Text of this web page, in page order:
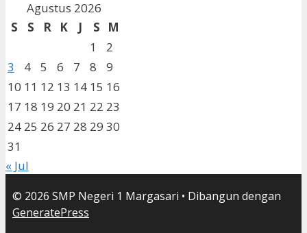
Agustus 2026
S
S R K J S
M
1
2
3
4 5 6 7 8
9
10 11 12 13 14 15 16
17 18 19 20 21 22 23
24 25 26 27 28 29 30
31
« Jul
© 2026 SMP Negeri 1 Margasari • Dibangun dengan
GeneratePress